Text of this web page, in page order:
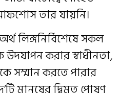
আফশোস তার যায়নি।
লিঙ্গনির্বিশেষে সকল
করার স্বাধীনতা,
সম্মান করতে পারার